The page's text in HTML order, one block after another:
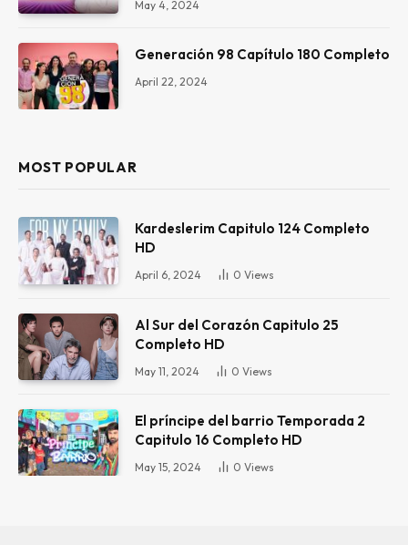
May 4, 2024
Generación 98 Capítulo 180 Completo
April 22, 2024
MOST POPULAR
Kardeslerim Capitulo 124 Completo
HD
April 6, 2024 0 Views
Al Sur del Corazón Capitulo 25
Completo HD
May 11, 2024 0 Views
El príncipe del barrio Temporada 2
Capitulo 16 Completo HD
May 15, 2024 0 Views